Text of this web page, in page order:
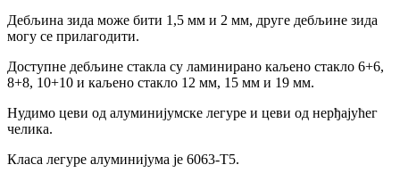
Дебљина зида може бити 1,5 мм и 2 мм, друге дебљине зида
могу се прилагодити.
Доступне дебљине стакла су ламинирано каљено стакло 6+6,
8+8, 10+10 и каљено стакло 12 мм, 15 мм и 19 мм.
Нудимо цеви од алуминијумске легуре и цеви од нерђајућег
челика.
Класа легуре алуминијума је 6063-Т5.